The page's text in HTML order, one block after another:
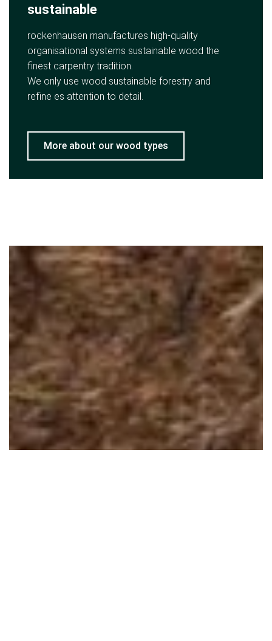
sustainable
rockenhausen manufactures high-quality
organisational systems sustainable wood the
finest carpentry tradition.
We only use wood sustainable forestry and
refine es attention to detail.
More about our wood types